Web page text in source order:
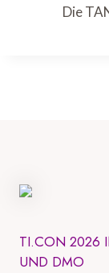
Die
TI.CON 2026
UND DMO